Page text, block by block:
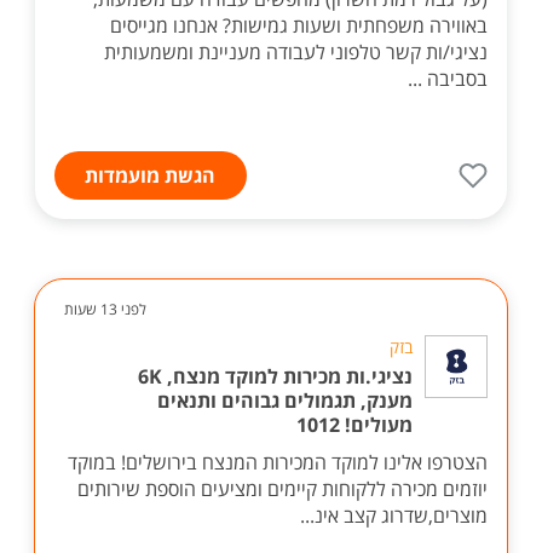
באווירה משפחתית ושעות גמישות? אנחנו מגייסים
נציגי/ות קשר טלפוני לעבודה מעניינת ומשמעותית
בסביבה ...
הגשת מועמדות
לפני 13 שעות
בזק
נציגי.ות מכירות למוקד מנצח, 6K
מענק, תגמולים גבוהים ותנאים
מעולים! 1012
הצטרפו אלינו למוקד המכירות המנצח בירושלים! במוקד
יוזמים מכירה ללקוחות קיימים ומציעים הוספת שירותים
מוצרים,שדרוג קצב אינ...